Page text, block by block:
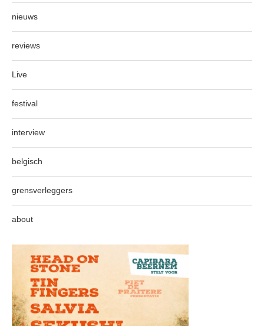
nieuws
reviews
Live
festival
interview
belgisch
grensverleggers
about